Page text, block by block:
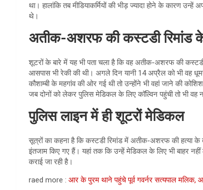
था। हालांकि तब मीडियाकर्मियों की भीड़ ज्यादा होने के कारण
थे।
अतीक-अशरफ की कस्टडी रिमांड
शूटरों के बारे में यह भी पता चला है कि वह अतीक-अशरफ की
आसपास भी रेकी की थी। अगले दिन यानी 14 अप्रैल को भी
कौशाम्बी के महगांव की ओर गई थी तो उन्होंने भी वहां जाने की
जब दोनों को लेकर पुलिस मेडिकल के लिए कॉल्विन पहुंची तो भी
पुलिस लाइन में ही शूटरों मेडिकल
सूत्रों का कहना है कि कस्टडी रिमांड में अतीक-अशरफ की हत्या
इंतजाम किए गए हैं। यहां तक कि उन्हें मेडिकल के लिए भी बाहर
कराई जा रही है।
raed more : आर के पुरम थाने पहुंचे पूर्व गवर्नर सत्यपाल मलिक,